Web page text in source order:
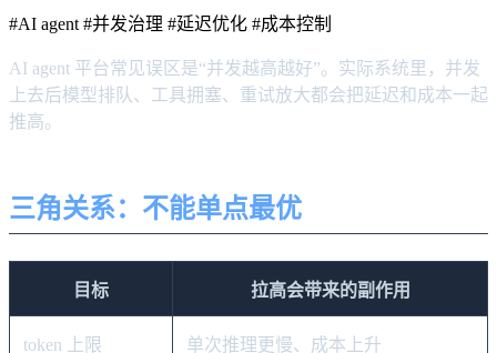
#AI agent #并发治理 #延迟优化 #成本控制
AI agent 平台常见误区是“并发越高越好”。实际系统里，并发
上去后模型排队、工具拥塞、重试放大都会把延迟和成本一起
推高。
三角关系：不能单点最优
目标 拉高会带来的副作用
token 上限 单次推理更慢、成本上升